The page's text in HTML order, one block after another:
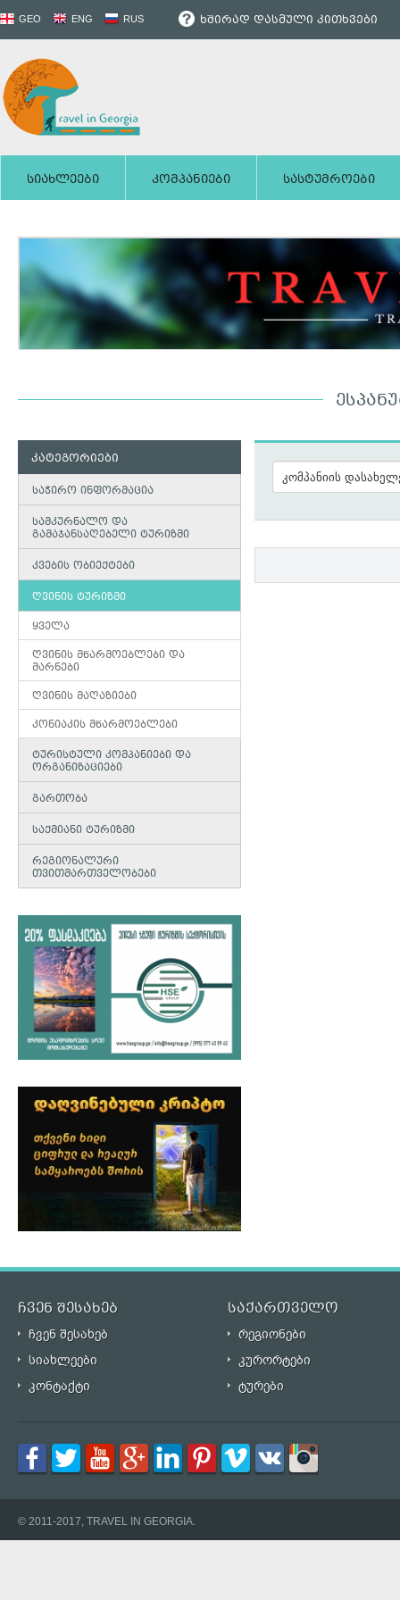
GEO ENG RUS ხშირად დასმული კითხვები
სიახლეები კომპანიები სასტუმროები
კატეგორიები
საჭირო ინფორმაცია
სამკურნალო და
გამაჯანსაღებელი ტურიზმი
კვების ობიექტები
ღვინის ტურიზმი
ყველა
ღვინის მწარმოებლები და
მარნები
ღვინის მაღაზიები
კონიაკის მწარმოებლები
ტურისტული კომპანიები და
ორგანიზაციები
გართობა
საქმიანი ტურიზმი
რეგიონალური
თვითმართველობები
ჩვენ შესახებ საქართველო
ჩვენ შესახებ
რეგიონები
სიახლეები
კურორტები
კონტაქტი
ტურები
© 2011-2017, TRAVEL IN GEORGIA.